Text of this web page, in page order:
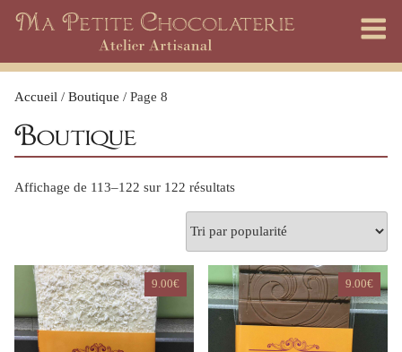
Skip
Accueil / Boutique / Page 8
Boutique
Affichage de 113–122 sur 122 résultatsTrié
popularité
9.00€ 9.00€